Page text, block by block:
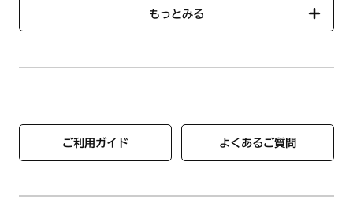
●サイズ：約44cm×7cm
●総重量：450g
●製造：東急スポーツオアシス
もっとみる
ご利用ガイド よくあるご質問